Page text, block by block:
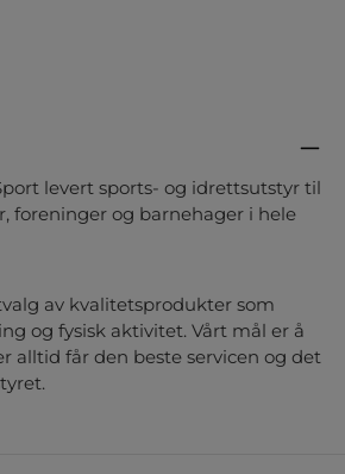
levert sports- og idrettsutstyr til
foreninger og barnehager i hele
av kvalitetsprodukter som
og fysisk aktivitet. Vårt mål er å
alltid får den beste servicen og det